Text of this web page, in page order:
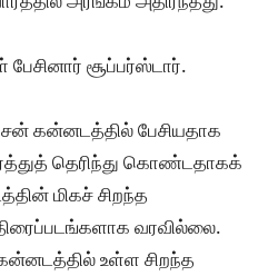
பேசினார் சூப்பர்ஸ்டார்.
கன்னடத்தில் பேசியதாக
தெரிந்து கொண்டதாகக்
மிகச் சிறந்த
வரவில்லை.
கன்னடத்தில் உள்ள சிறந்த